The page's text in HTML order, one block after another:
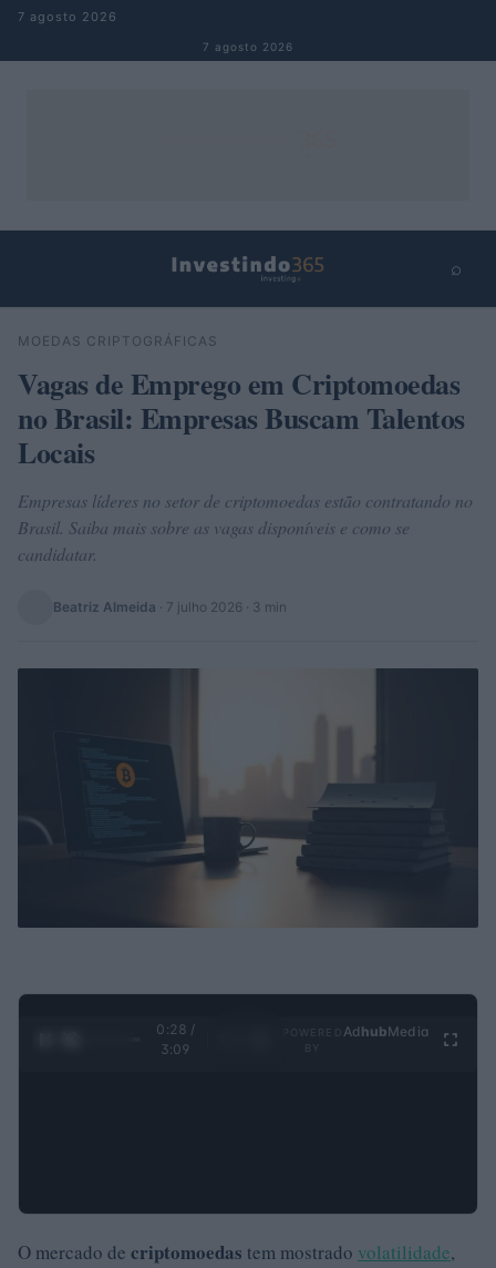
Pular para o conteúdo
7 agosto 2026
7 agosto 2026
⌕
Buscar
MOEDAS CRIPTOGRÁFICAS
Vagas de Emprego em Criptomoedas
no Brasil: Empresas Buscam Talentos
Locais
Empresas líderes no setor de criptomoedas estão contratando no
Brasil. Saiba mais sobre as vagas disponíveis e como se
candidatar.
Beatriz Almeida · 7 julho 2026 · 3 min
0:29 /
3:09
Ad hubMedia
O mercado de criptomoedas tem mostrado volatilidade,